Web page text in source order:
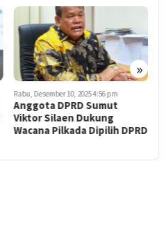
»
Rabu, Desember 10, 2025 4:56 pm
Anggota DPRD Sumut
Viktor Silaen Dukung
Wacana Pilkada Dipilih DPRD